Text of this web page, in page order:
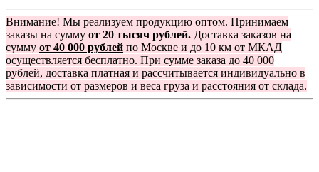
Внимание! Мы реализуем продукцию оптом. Принимаем
заказы на сумму от 20 тысяч рублей. Доставка заказов на
сумму от 40 000 рублей по Москве и до 10 км от МКАД
осуществляется бесплатно. При сумме заказа до 40 000
рублей, доставка платная и рассчитывается индивидуально в
зависимости от размеров и веса груза и расстояния от склада.